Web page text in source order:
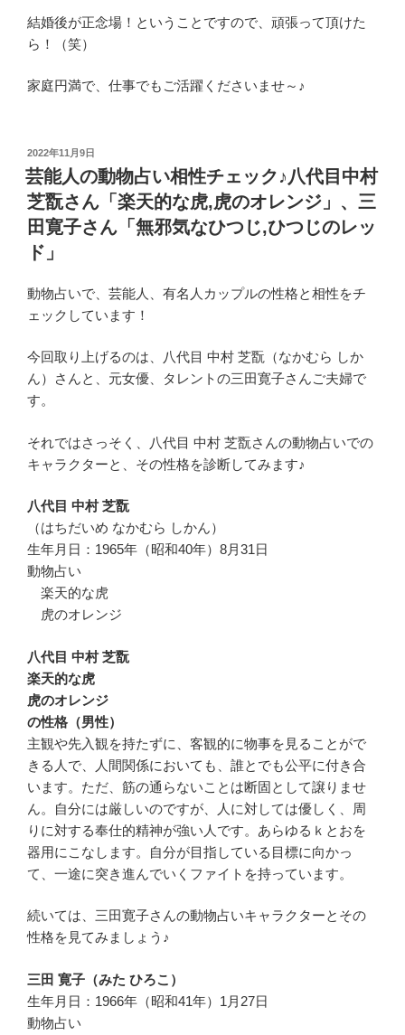
結婚後が正念場！ということですので、頑張って頂けた
ら！（笑）
家庭円満で、仕事でもご活躍くださいませ～♪
投
稿
日:
2022年11月9日
芸能人の動物占い相性チェック♪八代目中村
芝翫さん「楽天的な虎,虎のオレンジ」、三
田寛子さん「無邪気なひつじ,ひつじのレッ
ド」
動物占いで、芸能人、有名人カップルの性格と相性をチ
ェックしています！
今回取り上げるのは、八代目 中村 芝翫（なかむら しか
ん）さんと、元女優、タレントの三田寛子さんご夫婦で
す。
それではさっそく、八代目 中村 芝翫さんの動物占いでの
キャラクターと、その性格を診断してみます♪
八代目 中村 芝翫
（はちだいめ なかむら しかん）
生年月日：1965年（昭和40年）8月31日
動物占い
楽天的な虎
虎のオレンジ
八代目 中村 芝翫
楽天的な虎
虎のオレンジ
の性格（男性）
主観や先入観を持たずに、客観的に物事を見ることがで
きる人で、人間関係においても、誰とでも公平に付き合
います。ただ、筋の通らないことは断固として譲りませ
ん。自分には厳しいのですが、人に対しては優しく、周
りに対する奉仕的精神が強い人です。あらゆるｋとおを
器用にこなします。自分が目指している目標に向かっ
て、一途に突き進んでいくファイトを持っています。
続いては、三田寛子さんの動物占いキャラクターとその
性格を見てみましょう♪
三田 寛子（みた ひろこ）
生年月日：1966年（昭和41年）1月27日
動物占い